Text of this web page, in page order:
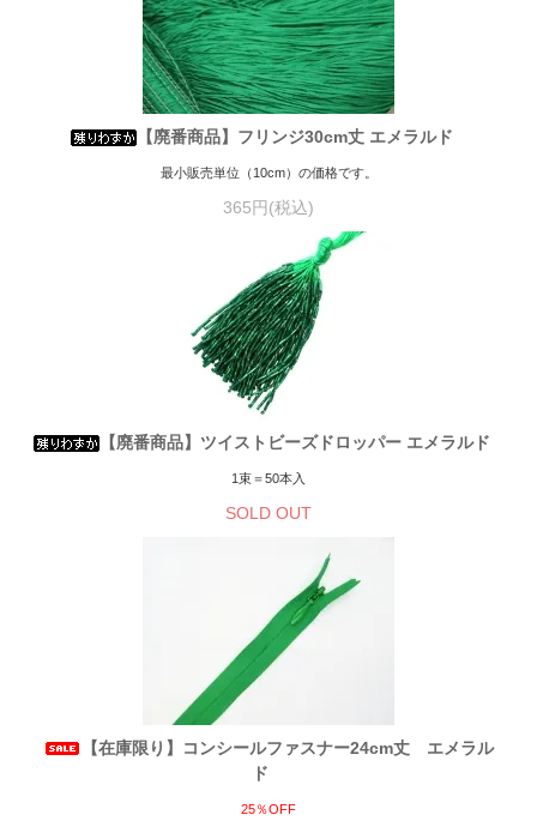
【廃番商品】フリンジ30cm丈 エメラルド
最小販売単位（10cm）の価格です。
365円(税込)
【廃番商品】ツイストビーズドロッパー エメラルド
1束＝50本入
SOLD OUT
【在庫限り】コンシールファスナー24cm丈 エメラル
ド
25％OFF